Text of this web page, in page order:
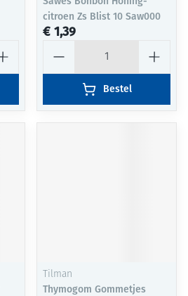
citroen Zs Blist 10 Saw000
€ 1,39
Bestel
Tilman
Thymogom Gommetjes